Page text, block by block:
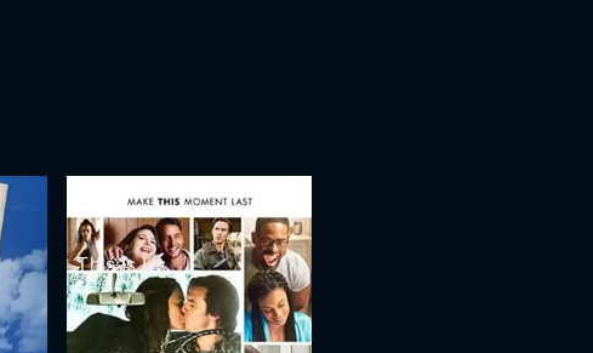
This Is Us